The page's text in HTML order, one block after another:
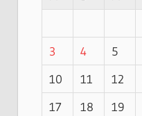
3
4 5
10
11 12
17
18 19